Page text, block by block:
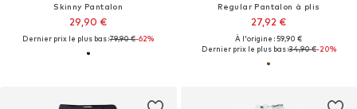
Skinny Pantalon
29,90 €
Dernier prix le plus bas :79,90 €-62%
Regular Pantalon à plis
27,92 €
À l'origine : 59,90 €
Dernier prix le plus bas :34,90 €-20%